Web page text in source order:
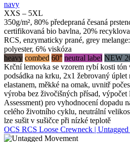
navy
XXS – 5XL
350g/m², 80% předepraná česaná
certifikovaná bio bavlna, 20%
RCS, enzymaticky prané, grey
polyester, 6% viskóza
heavy combed 60° neutral label NEW
Krční lemovka se vzorem rybí kosti tón
podsádka na krku, 2x1 žebrovaný úplet
elastanem, měkké na omak, uvnitř
výroba bez živočišných přísad,
Assessment) pro vyhodnocení dopadu
celého životního cyklu, neutrální
lze sušit v sušičce při nízké teplotě
OCS RCS Loose Crewneck |